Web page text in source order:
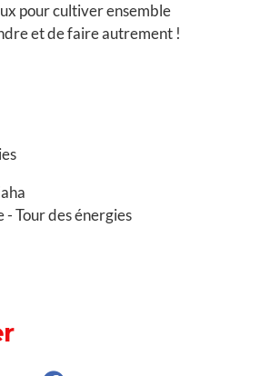
pour cultiver ensemble
et de faire autrement !
Tour des énergies